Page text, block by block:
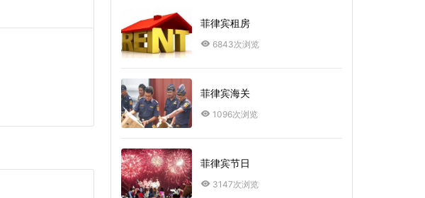
菲律宾租房
6843次浏览
菲律宾海关
1096次浏览
菲律宾节日
3147次浏览